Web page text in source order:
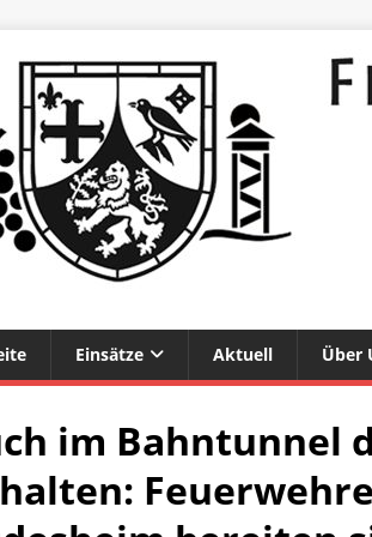
Einsätze Aktuell Über
im Bahntunnel